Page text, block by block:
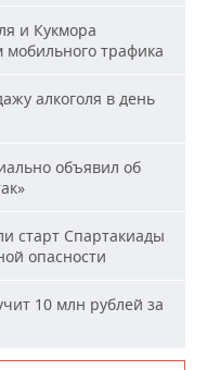
и Кукмора
трафика
алкоголя в день
объявил об
старт Спартакиады
опасности
10 млн рублей за